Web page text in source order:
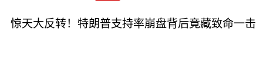
惊天大反转！特朗普支持率崩盘背后竟藏致命一击